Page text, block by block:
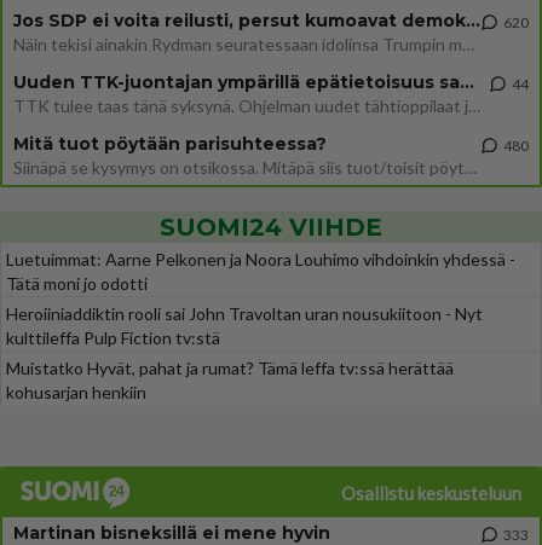
Jos SDP ei voita reilusti, persut kumoavat demokratian Suomesta
Näin tekisi ainakin Rydman seuratessaan idolinsa Trumpin mallia https://www.is.fi/politiikka/art-2000012187244.html
620
Uuden TTK-juontajan ympärillä epätietoisuus sakenee - Nyt MTV hämmentää soppaa
TTK tulee taas tänä syksynä. Ohjelman uudet tähtioppilaat julkistetaan torstaina 6. elokuuta klo 14 alkavassa lehdistö
44
Mitä tuot pöytään parisuhteessa?
Siinäpä se kysymys on otsikossa. Mitäpä siis tuot/toisit pöytään parisuhteessa? Oletko mies vai nainen? Koetko sen mitä
480
SUOMI24 VIIHDE
Luetuimmat: Aarne Pelkonen ja Noora Louhimo vihdoinkin yhdessä -
Tätä moni jo odotti
Heroiiniaddiktin rooli sai John Travoltan uran nousukiitoon - Nyt
kulttileffa Pulp Fiction tv:stä
Muistatko Hyvät, pahat ja rumat? Tämä leffa tv:ssä herättää
kohusarjan henkiin
Osallistu keskusteluun
Martinan bisneksillä ei mene hyvin
333